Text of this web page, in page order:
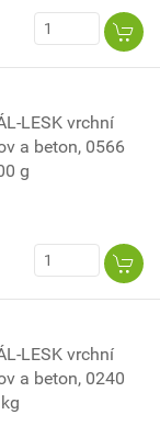
LESK vrchní
a beton, 0566
g
LESK vrchní
a beton, 0240